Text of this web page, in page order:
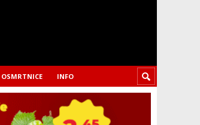
OSMRTNICE INFO